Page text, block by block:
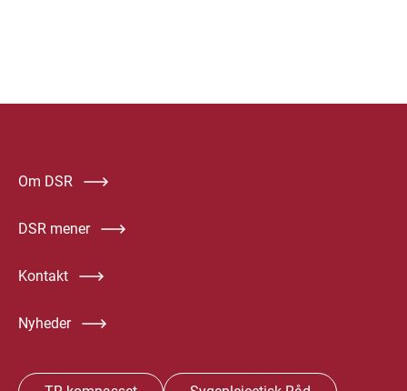
Om DSR
DSR mener
Kontakt
Nyheder